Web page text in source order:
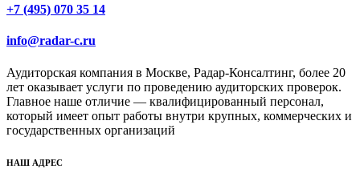
+7 (495) 070 35 14
info@radar-c.ru
Аудиторская компания в Москве, Радар-Консалтинг, более 20
лет оказывает услуги по проведению аудиторских проверок.
Главное наше отличие — квалифицированный персонал,
который имеет опыт работы внутри крупных, коммерческих и
государственных организаций
НАШ АДРЕС